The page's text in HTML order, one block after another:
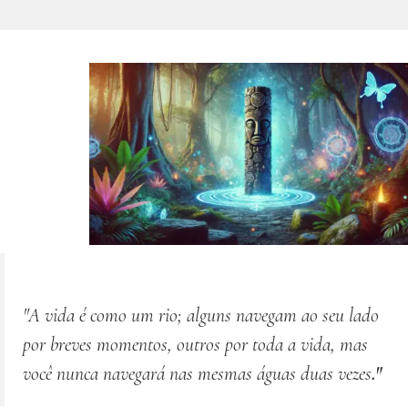
"A vida é como um rio; alguns navegam ao seu lado
por breves momentos, outros por toda a vida, mas
você nunca navegará nas mesmas águas duas vezes."